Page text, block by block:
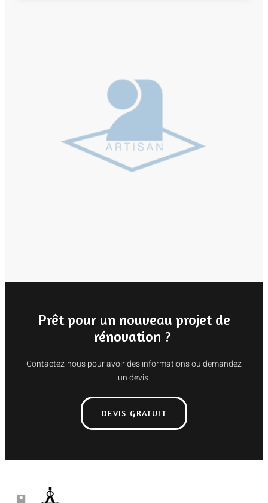
Prêt pour un nouveau projet de
rénovation ?
Contactez-nous pour avoir des informations ou demandez
un devis.
DEVIS GRATUIT